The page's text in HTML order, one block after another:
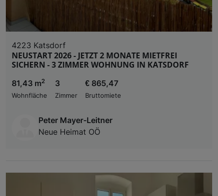
4223 Katsdorf
NEUSTART 2026 - JETZT 2 MONATE MIETFREI
SICHERN - 3 ZIMMER WOHNUNG IN KATSDORF
81,43 m2
Wohnfläche
3
Zimmer
€ 865,47
Bruttomiete
Peter Mayer-Leitner
Neue Heimat OÖ